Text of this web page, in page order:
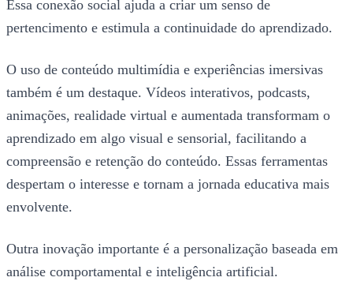
Essa conexão social ajuda a criar um senso de
pertencimento e estimula a continuidade do aprendizado.
O uso de conteúdo multimídia e experiências imersivas
também é um destaque. Vídeos interativos, podcasts,
animações, realidade virtual e aumentada transformam o
aprendizado em algo visual e sensorial, facilitando a
compreensão e retenção do conteúdo. Essas ferramentas
despertam o interesse e tornam a jornada educativa mais
envolvente.
Outra inovação importante é a personalização baseada em
análise comportamental e inteligência artificial.